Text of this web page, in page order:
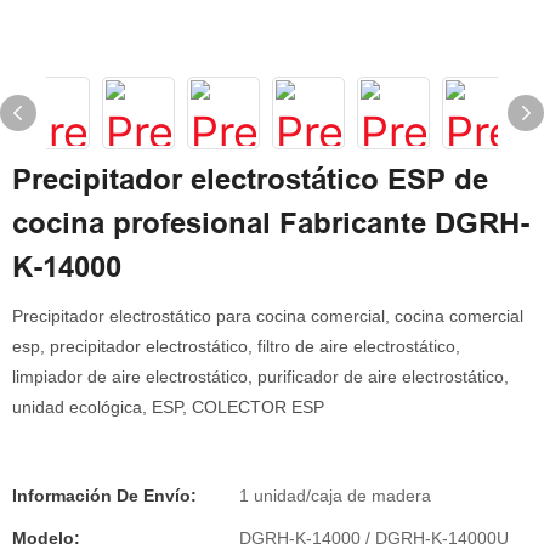
Precipitador electrostático ESP de
cocina profesional Fabricante DGRH-
K-14000
Precipitador electrostático para cocina comercial, cocina comercial
esp, precipitador electrostático, filtro de aire electrostático,
limpiador de aire electrostático, purificador de aire electrostático,
unidad ecológica, ESP, COLECTOR ESP
Información De Envío: 1 unidad/caja de madera
Modelo: DGRH-K-14000 / DGRH-K-14000U